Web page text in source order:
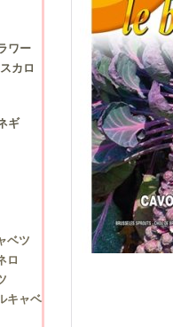
ワー
カロ
ギ
ベツ
ロ
キャベ